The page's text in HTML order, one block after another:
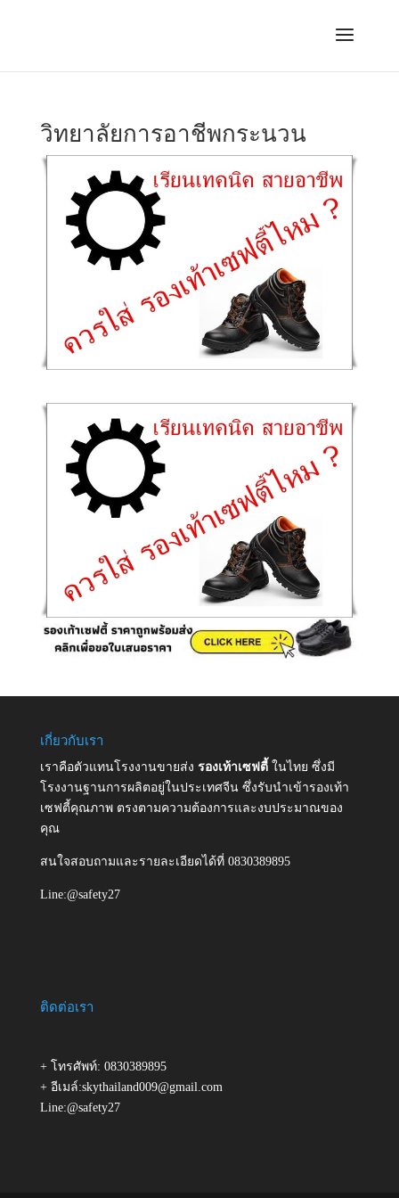
วิทยาลัยการอาชีพกระนวน
เกี่ยวกับเรา
เราคือตัวแทนโรงงานขายส่ง รองเท้าเซฟตี้ ในไทย ซึ่งมี
โรงงานฐานการผลิตอยู่ในประเทศจีน ซึ่งรับนำเข้ารองเท้า
เซฟตี้คุณภาพ ตรงตามความต้องการและงบประมาณของ
คุณ
สนใจสอบถามและรายละเอียดได้ที่ 0830389895
Line:@safety27
ติดต่อเรา
+ โทรศัพท์: 0830389895
+ อีเมล์:skythailand009@gmail.com
Line:@safety27